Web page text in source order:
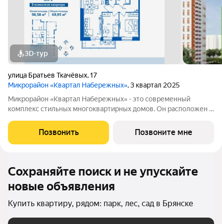
3D-тур
улица Братьев Ткачёвых,17
Микрорайон «Квартал Набережных», 3 квартал 2025
Микрорайон «Квартал Набережных» - это современный
комплекс стильных многоквартирных домов. Он расположен в
на реку Десну на первой береговой линии. Комплекс
многоквартирных домов оснащен
Позвонить Позвоните мне
Сохраняйте поиск и не упускайте
новые объявления
Купить квартиру, рядом: парк, лес, сад в Брянске